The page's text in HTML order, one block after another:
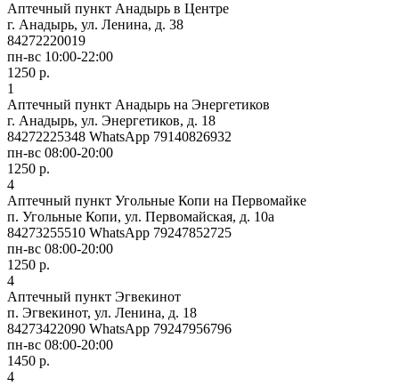
Аптечный пункт Анадырь в Центре
г. Анадырь, ул. Ленина, д. 38
84272220019
пн-вс 10:00-22:00
1250 р.
1
Аптечный пункт Анадырь на Энергетиков
г. Анадырь, ул. Энергетиков, д. 18
84272225348 WhatsApp 79140826932
пн-вс 08:00-20:00
1250 р.
4
Аптечный пункт Угольные Копи на Первомайке
п. Угольные Копи, ул. Первомайская, д. 10а
84273255510 WhatsApp 79247852725
пн-вс 08:00-20:00
1250 р.
4
Аптечный пункт Эгвекинот
п. Эгвекинот, ул. Ленина, д. 18
84273422090 WhatsApp 79247956796
пн-вс 08:00-20:00
1450 р.
4